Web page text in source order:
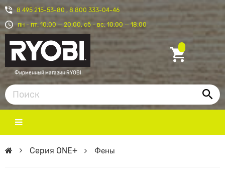
8 495 215-53-80 , 8 800 333-04-46
пн - пт: 10:00 — 20:00, сб - вс: 10:00 — 18:00
Фирменный магазин RYOBI
Серия ONE+ Фены